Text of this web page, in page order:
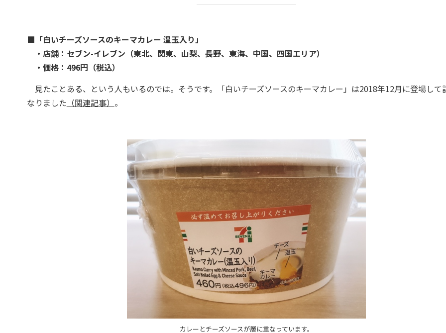
■「白いチーズソースのキーマカレー 温玉入り」
・店舗：セブン-イレブン（東北、関東、山梨、長野、東海、中国、四国エリア）
・価格：496円（税込）
見たことある、という人もいるのでは。そうです。「白いチーズソースのキーマカレー」は2018年12月に登場して
なりました （関連記事） 。
カレーとチーズソースが層に重なっています。